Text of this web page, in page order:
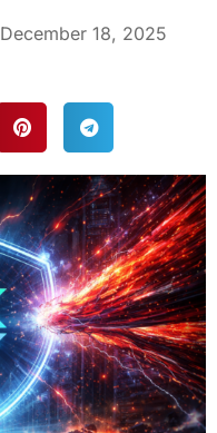
December 18, 2025